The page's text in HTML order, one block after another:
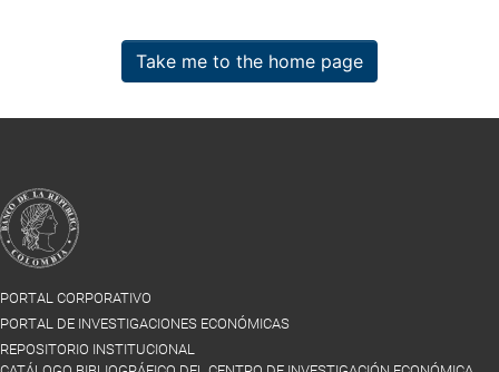
Take me to the home page
PORTAL CORPORATIVO
PORTAL DE INVESTIGACIONES ECONÓMICAS
REPOSITORIO INSTITUCIONAL